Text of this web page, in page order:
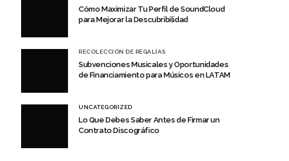
Cómo Maximizar Tu Perfil de SoundCloud
para Mejorar la Descubribilidad
RECOLECCIÓN DE REGALÍAS
Subvenciones Musicales y Oportunidades
de Financiamiento para Músicos en LATAM
UNCATEGORIZED
Lo Que Debes Saber Antes de Firmar un
Contrato Discográfico